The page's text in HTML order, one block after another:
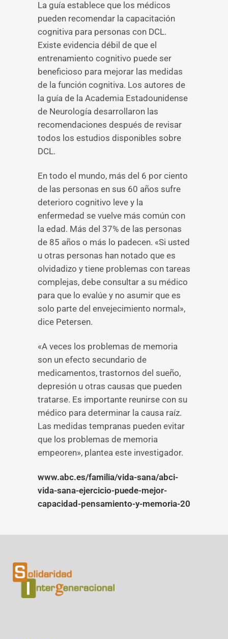
La guía establece que los médicos
pueden recomendar la capacitación
cognitiva para personas con DCL.
Existe evidencia débil de que el
entrenamiento cognitivo puede ser
beneficioso para mejorar las medidas
de la función cognitiva. Los autores de
la guía de la Academia Estadounidense
de Neurología desarrollaron las
recomendaciones después de revisar
todos los estudios disponibles sobre
DCL.
En todo el mundo, más del 6 por ciento
de las personas en sus 60 años sufre
deterioro cognitivo leve y la
enfermedad se vuelve más común con
la edad. Más del 37% de las personas
de 85 años o más lo padecen. «Si usted
u otras personas han notado que es
olvidadizo y tiene problemas con tareas
complejas, debe consultar a su médico
para que lo evalúe y no asumir que es
solo parte del envejecimiento normal»,
dice Petersen.
«A veces los problemas de memoria
son un efecto secundario de
medicamentos, trastornos del sueño,
depresión u otras causas que pueden
tratarse. Es importante reunirse con su
médico para determinar la causa raíz.
Las medidas tempranas pueden evitar
que los problemas de memoria
empeoren», plantea este investigador.
www.abc.es/familia/vida-sana/abci-
vida-sana-ejercicio-puede-mejor-
capacidad-pensamiento-y-memoria-20